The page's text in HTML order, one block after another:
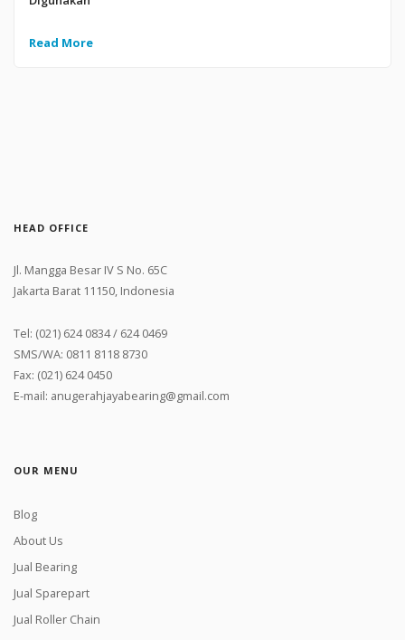
Read More
HEAD OFFICE
Jl. Mangga Besar IV S No. 65C
Jakarta Barat 11150, Indonesia
Tel: (021) 624 0834 / 624 0469
SMS/WA: 0811 8118 8730
Fax: (021) 624 0450
E-mail: anugerahjayabearing@gmail.com
OUR MENU
Blog
About Us
Jual Bearing
Jual Sparepart
Jual Roller Chain